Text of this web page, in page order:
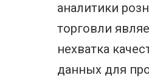
аналитики
торговли
нехватка
данных для